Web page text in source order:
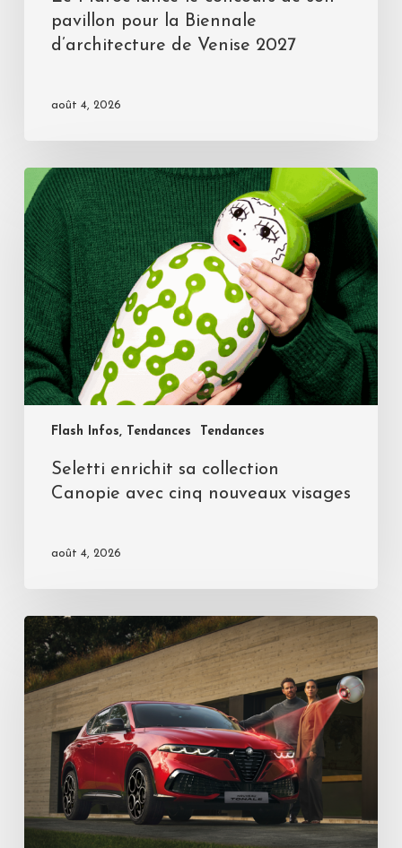
pavillon pour la Biennale
d’architecture de Venise 2027
août 4, 2026
Flash Infos, Tendances Tendances
Seletti enrichit sa collection
Canopie avec cinq nouveaux visages
août 4, 2026